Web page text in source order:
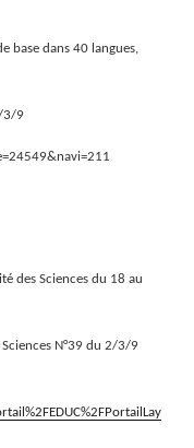
base dans 40 langues,
3/9
des Sciences du 18 au
Sciences N°39 du 2/3/9